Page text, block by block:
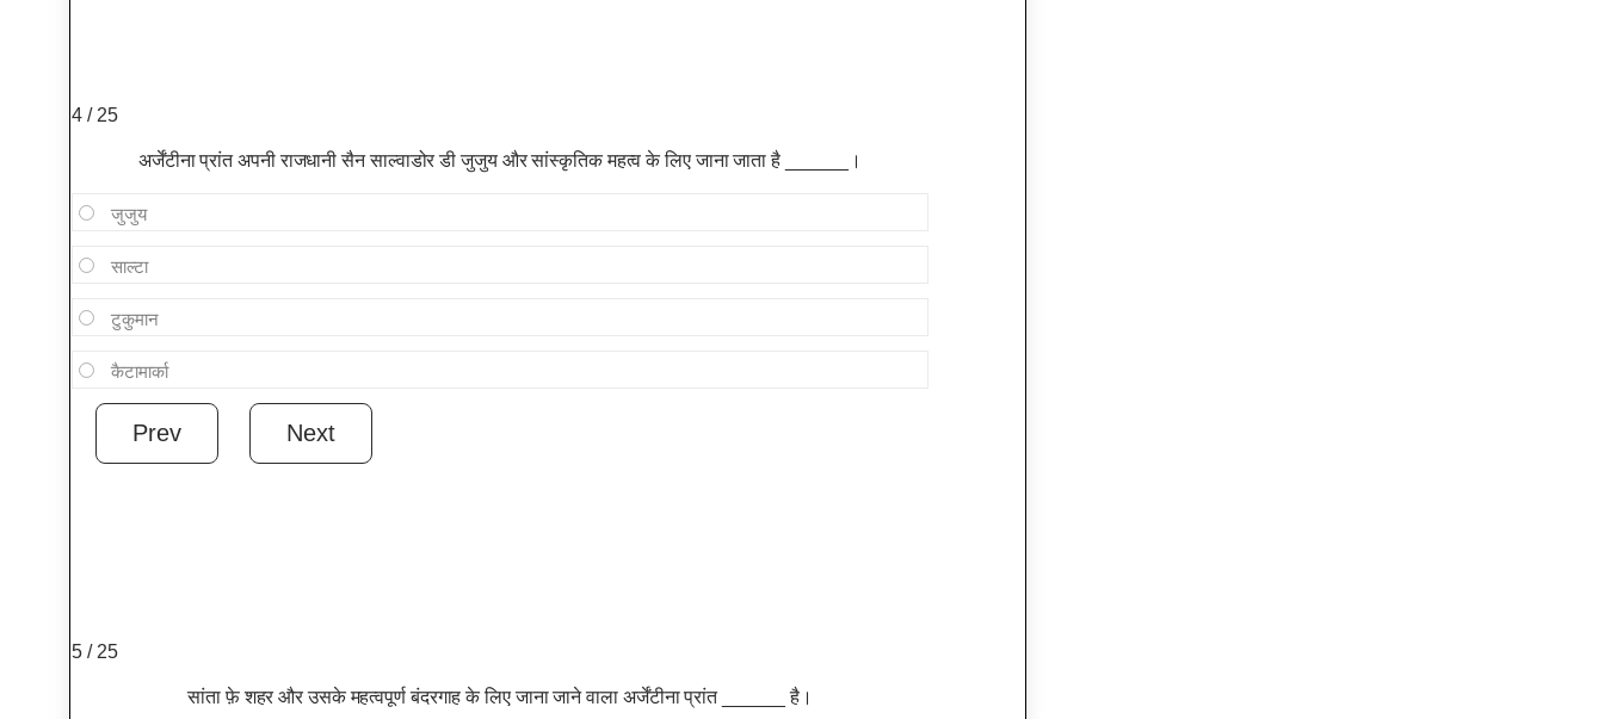
4 / 25
अर्जेंटीना प्रांत अपनी राजधानी सैन साल्वाडोर डी जुजुय और सांस्कृतिक महत्व के लिए जाना जाता है ______।
जुजुय
साल्टा
टुकुमान
कैटामार्का
5 / 25
सांता फ़े शहर और उसके महत्वपूर्ण बंदरगाह के लिए जाना जाने वाला अर्जेंटीना प्रांत ______ है।